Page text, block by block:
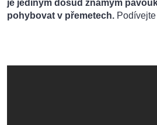
je jediným dosud známým
pohybovat v přemetech.